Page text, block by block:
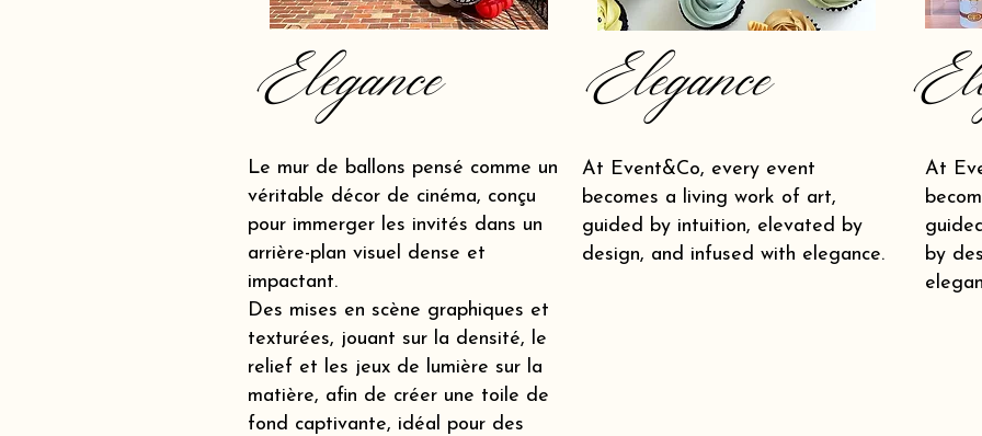
Elegance
Le mur de ballons pensé comme un
véritable décor de cinéma, conçu
pour immerger les invités dans un
arrière-plan visuel dense et
impactant.
Des mises en scène graphiques et
texturées, jouant sur la densité, le
relief et les jeux de lumière sur la
matière, afin de créer une toile de
fond captivante, idéal pour des
Elegance
At Event&Co, every event
becomes a living work of art,
guided by intuition, elevated by
design, and infused with elegance.
At
by